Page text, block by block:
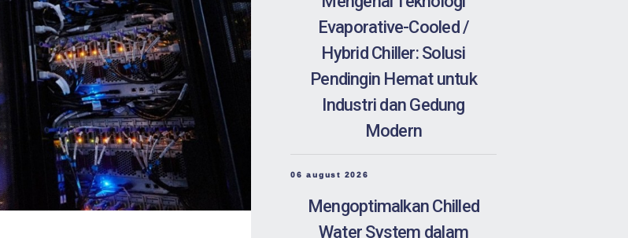
Evaporative-Cooled /
Hybrid Chiller: Solusi
Pendingin Hemat untuk
Industri dan Gedung
Modern
06 august 2026
Mengoptimalkan Chilled
Water System dalam